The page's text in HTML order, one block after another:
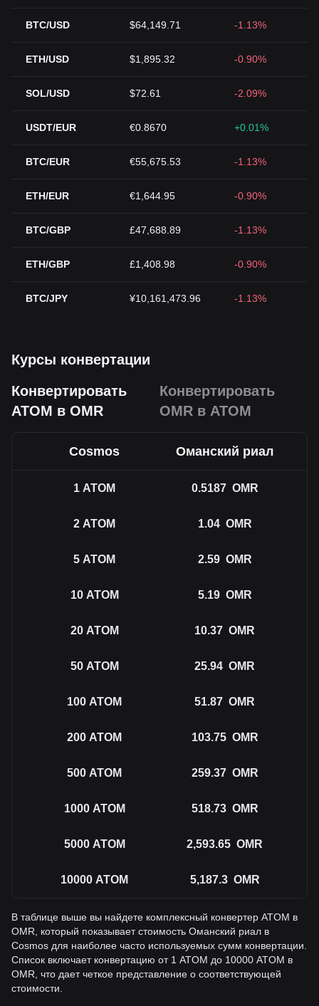
BTC/USD $64,149.71 -1.13%
ETH/USD $1,895.32 -0.90%
SOL/USD $72.61 -2.09%
USDT/EUR €0.8670 +0.01%
BTC/EUR €55,675.53 -1.13%
ETH/EUR €1,644.95 -0.90%
BTC/GBP £47,688.89 -1.13%
ETH/GBP £1,408.98 -0.90%
BTC/JPY ¥10,161,473.96 -1.13%
Курсы конвертации
Конвертировать
ATOM в OMR
Конвертировать
OMR в ATOM
Cosmos Оманский риал
1 ATOM 0.5187 OMR
2 ATOM 1.04 OMR
5 ATOM 2.59 OMR
10 ATOM 5.19 OMR
20 ATOM 10.37 OMR
50 ATOM 25.94 OMR
100 ATOM 51.87 OMR
200 ATOM 103.75 OMR
500 ATOM 259.37 OMR
1000 ATOM 518.73 OMR
5000 ATOM 2,593.65 OMR
10000 ATOM 5,187.3 OMR
В таблице выше вы найдете комплексный конвертер ATOM в
OMR, который показывает стоимость Оманский риал в
Cosmos для наиболее часто используемых сумм конвертации.
Список включает конвертацию от 1 ATOM до 10000 ATOM в
OMR, что дает четкое представление о соответствующей
стоимости.